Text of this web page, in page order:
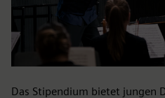
Das Stipendium bietet jungen